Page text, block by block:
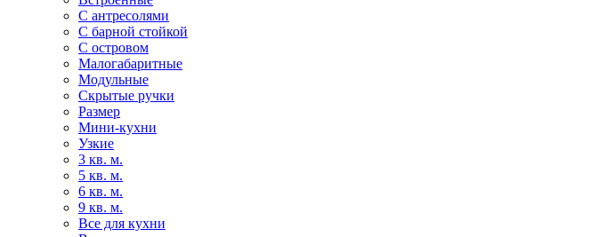
С антресолями
С барной стойкой
С островом
Малогабаритные
Модульные
Скрытые ручки
Размер
Мини-кухни
Узкие
3 кв. м.
5 кв. м.
6 кв. м.
9 кв. м.
Все для кухни